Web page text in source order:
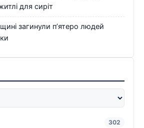
для сиріт
загинули п’ятеро людей
302